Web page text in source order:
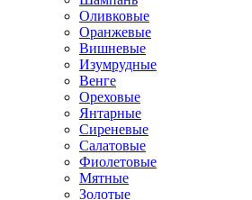
Оливковые
Оранжевые
Вишневые
Изумрудные
Венге
Ореховые
Янтарные
Сиреневые
Салатовые
Фиолетовые
Мятные
Золотые